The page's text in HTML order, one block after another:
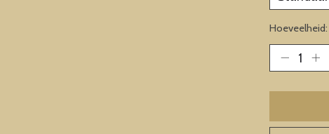
Hoeveelheid: